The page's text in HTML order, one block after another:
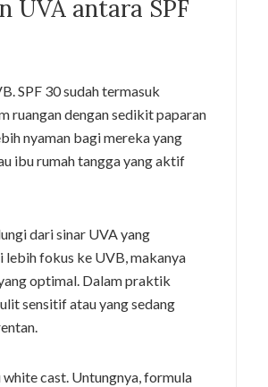
UVA antara SPF
SPF 30 sudah termasuk
ruangan dengan sedikit paparan
nyaman bagi mereka yang
ibu rumah tangga yang aktif
dari sinar UVA yang
lebih fokus ke UVB, makanya
optimal. Dalam praktik
sensitif atau yang sedang
cast. Untungnya, formula